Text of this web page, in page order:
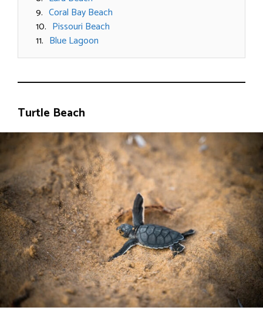
Coral Bay Beach
Pissouri Beach
Blue Lagoon
Turtle Beach